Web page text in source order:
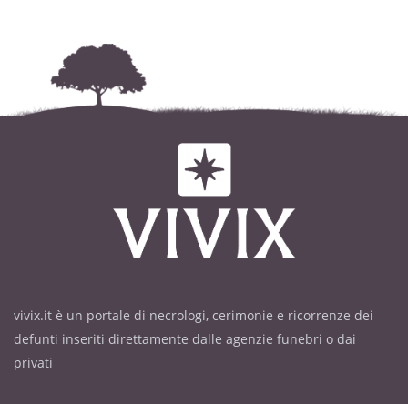
vivix.it è un portale di necrologi, cerimonie e ricorrenze dei
defunti inseriti direttamente dalle agenzie funebri o dai
privati